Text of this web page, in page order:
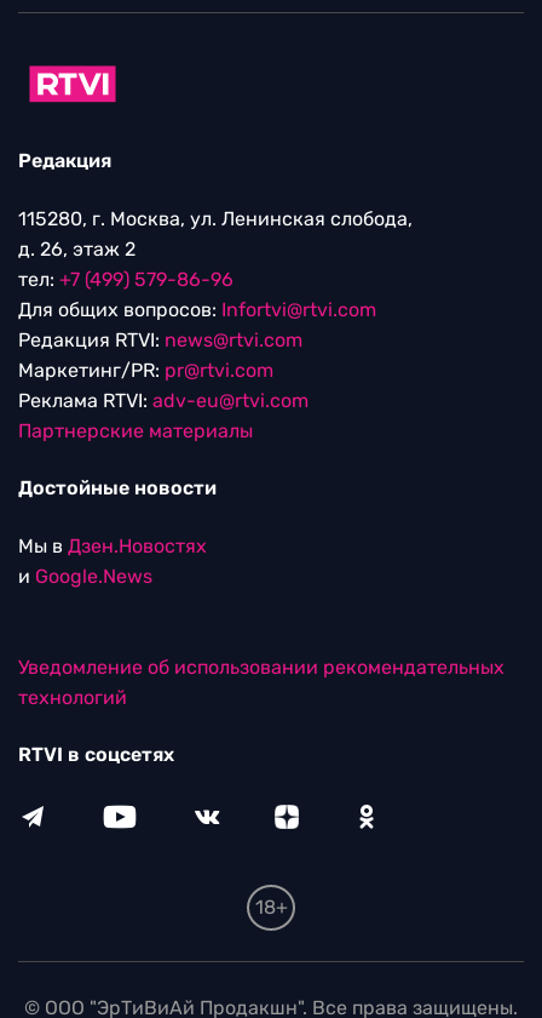
Редакция
115280, г. Москва, ул. Ленинская слобода,
д. 26, этаж 2
тел: +7 (499) 579-86-96
Для общих вопросов: Infortvi@rtvi.com
Редакция RTVI: news@rtvi.com
Маркетинг/PR: pr@rtvi.com
Реклама RTVI: adv-eu@rtvi.com
Партнерские материалы
Достойные новости
Мы в Дзен.Новостях
и Google.News
Уведомление об использовании рекомендательных
технологий
RTVI в соцсетях
18+
© ООО "ЭрТиВиАй Продакшн". Все права защищены.